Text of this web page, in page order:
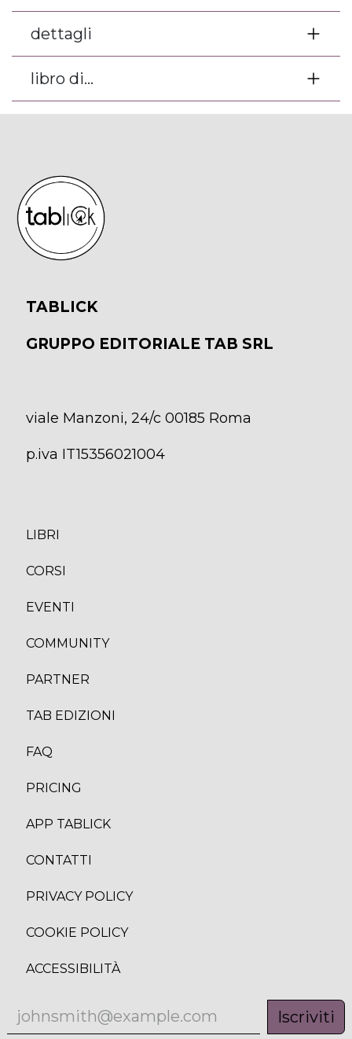
dettagli
libro di...
TABLICK
GRUPPO EDITORIALE TAB SRL
viale Manzoni, 24/c 00185 Roma
p.iva IT15356021004
LIBRI
CORSI
EVENTI
COMMUNITY
PARTNER
TAB EDIZIONI
FAQ
PRICING
APP TABLICK
CONTATTI
PRIVACY POLICY
COOKIE POLICY
ACCESSIBILITÀ
Iscriviti